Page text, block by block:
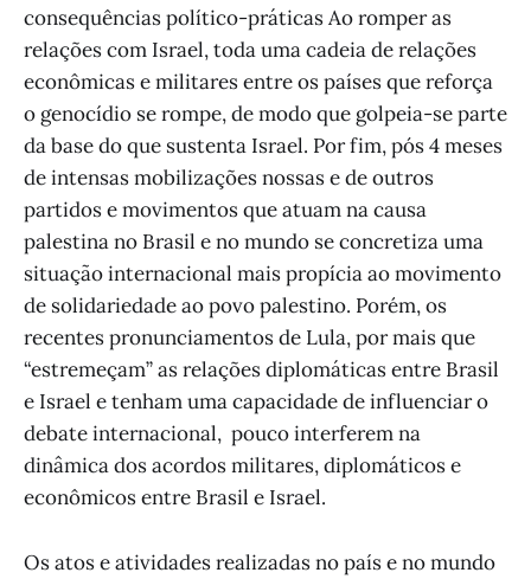
consequências político-práticas Ao romper as
relações com Israel, toda uma cadeia de relações
econômicas e militares entre os países que reforça
o genocídio se rompe, de modo que golpeia-se parte
da base do que sustenta Israel. Por fim, pós 4 meses
de intensas mobilizações nossas e de outros
partidos e movimentos que atuam na causa
palestina no Brasil e no mundo se concretiza uma
situação internacional mais propícia ao movimento
de solidariedade ao povo palestino. Porém, os
recentes pronunciamentos de Lula, por mais que
“estremeçam” as relações diplomáticas entre Brasil
e Israel e tenham uma capacidade de influenciar o
debate internacional, pouco interferem na
dinâmica dos acordos militares, diplomáticos e
econômicos entre Brasil e Israel.
Os atos e atividades realizadas no país e no mundo